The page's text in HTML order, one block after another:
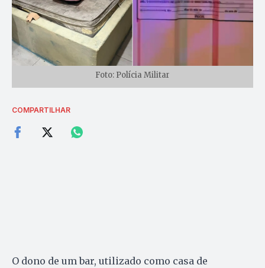
Foto: Polícia Militar
COMPARTILHAR
O dono de um bar, utilizado como casa de